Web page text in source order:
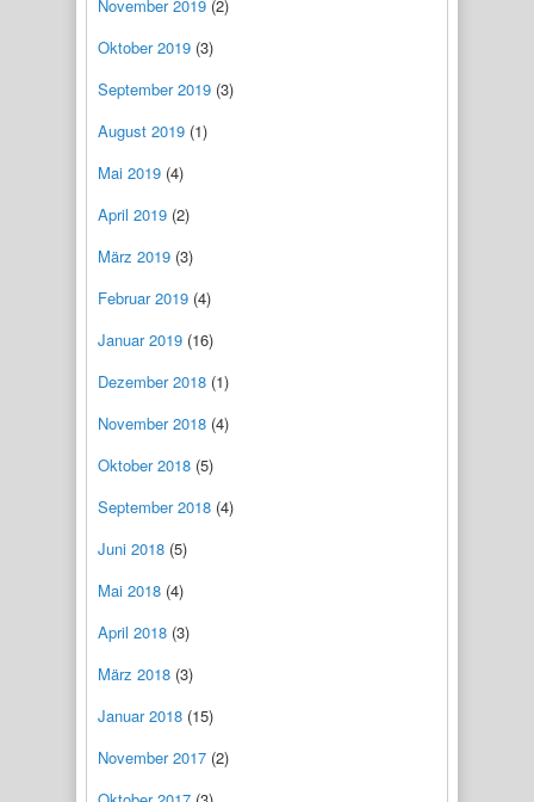
November 2019 (2)
Oktober 2019 (3)
September 2019 (3)
August 2019 (1)
Mai 2019 (4)
April 2019 (2)
März 2019 (3)
Februar 2019 (4)
Januar 2019 (16)
Dezember 2018 (1)
November 2018 (4)
Oktober 2018 (5)
September 2018 (4)
Juni 2018 (5)
Mai 2018 (4)
April 2018 (3)
März 2018 (3)
Januar 2018 (15)
November 2017 (2)